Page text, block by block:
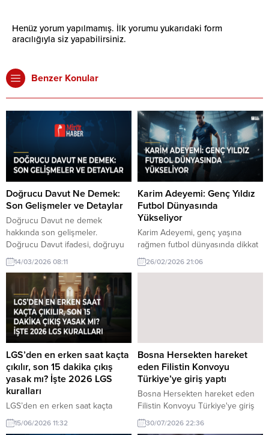
Henüz yorum yapılmamış. İlk yorumu yukarıdaki form
aracılığıyla siz yapabilirsiniz.
Benzer Konular
Doğrucu Davut Ne Demek:
Son Gelişmeler ve Detaylar
Doğrucu Davut ne demek
hakkında son gelişmeler.
Doğrucu Davut ifadesi, doğruyu
söylemekten çekinmeyen kişileri
tanımlamak için kullanılır. Bu
içerikte, Doğrucu Davut'un ne
anlama geldiğini ve bu kavramın
günümüzdeki yansımalarını ele
alacağız.
14/03/2026 08:11
Karim Adeyemi: Genç Yıldız
Futbol Dünyasında
Yükseliyor
Karim Adeyemi, genç yaşına
rağmen futbol dünyasında dikkat
çeken bir yıldız. Hızlı yükselişi ve
yetenekleriyle göz dolduran
26/02/2026 21:06
LGS’den en erken saat kaçta
çıkılır, son 15 dakika çıkış
yasak mı? İşte 2026 LGS
kuralları
LGS’den en erken saat kaçta
çıkılır, son 15 dakika çıkış yasak
mı? 2026 LGS kuralları hakkında
15/06/2026 11:32
Bosna Hersekten hareket
eden Filistin Konvoyu
Türkiye’ye giriş yaptı
Bosna Hersekten hareket eden
Filistin Konvoyu Türkiye'ye giriş
yaptı hakkında son gelişmeler.
Bosna Hersekten hareket eden
30/07/2026 22:36